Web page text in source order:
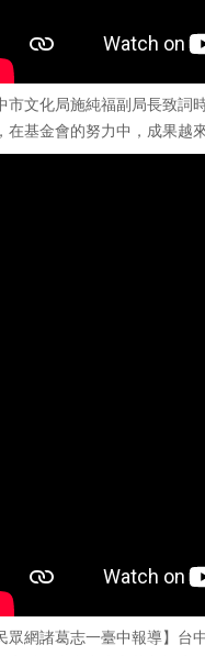
市文化局施純福副局長致詞
在基金會的努力中，成果越
眾網諸葛志一臺中報導】